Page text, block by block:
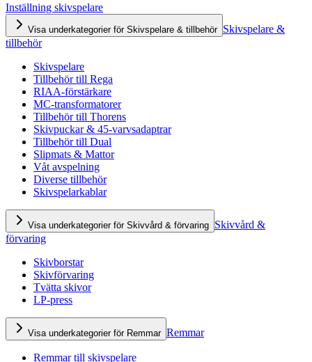
Inställning skivspelare
Visa underkategorier för Skivspelare & tillbehör Skivspelare &
tillbehör
Skivspelare
Tillbehör till Rega
RIAA-förstärkare
MC-transformatorer
Tillbehör till Thorens
Skivpuckar & 45-varvsadaptrar
Tillbehör till Dual
Slipmats & Mattor
Våt avspelning
Diverse tillbehör
Skivspelarkablar
Visa underkategorier för Skivvård & förvaring Skivvård &
förvaring
Skivborstar
Skivförvaring
Tvätta skivor
LP-press
Visa underkategorier för Remmar Remmar
Remmar till skivspelare